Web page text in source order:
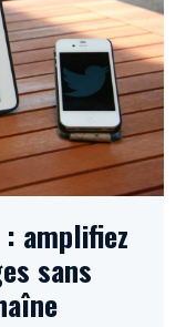
: amplifiez
sans